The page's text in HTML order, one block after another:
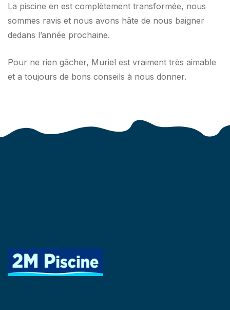
La piscine en est complètement transformée, nous
sommes ravis et nous avons hâte de nous baigner
dedans l’année prochaine.
Pour ne rien gâcher, Muriel est vraiment très aimable
et a toujours de bons conseils à nous donner.